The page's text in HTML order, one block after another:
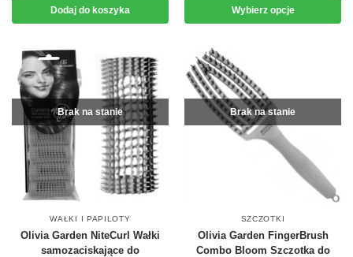
Dodaj do koszyka Wybierz opcje
Brak na stanie
WAŁKI I PAPILOTY
Olivia Garden NiteCurl Wałki
samozaciskające do
Brak na stanie
SZCZOTKI
Olivia Garden FingerBrush
Combo Bloom Szczotka do